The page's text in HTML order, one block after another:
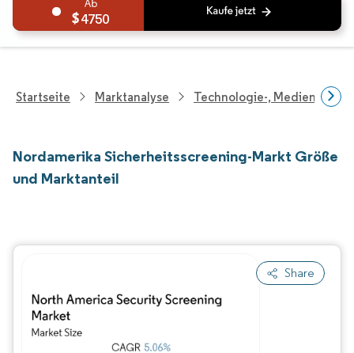
4750
Startseite Marktanalyse Technologie-, Medien- Und
Nordamerika Sicherheitsscreening-Markt Größe
und Marktanteil
Share